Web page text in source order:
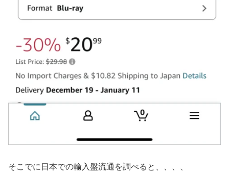
そこでに日本での輸入盤流通を調べると、、、、